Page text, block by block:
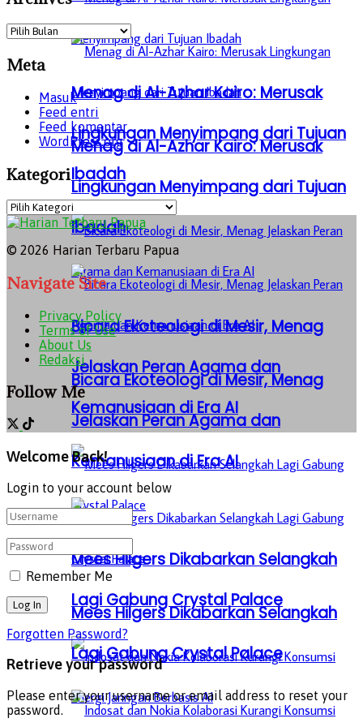
Menag di Al-Azhar Kairo: Merusak
Lingkungan Menyimpang dari Tujuan
Ibadah
Bicara Ekoteologi di Mesir, Menag
Jelaskan Peran Agama dan
Kemanusiaan di Era AI
Mees Hilgers Dikabarkan Selangkah
Lagi Gabung Crystal Palace
Menag di Al-Azhar Kairo: Merusak
Lingkungan Menyimpang dari Tujuan
Ibadah
Bicara Ekoteologi di Mesir, Menag
Jelaskan Peran Agama dan
Kemanusiaan di Era AI
Mees Hilgers Dikabarkan Selangkah
Lagi Gabung Crystal Palace
Archives
Meta
Masuk
Feed entri
Feed komentar
WordPress.org
Kategori
Kategori
© 2026 Harian Terbaru Papua
Navigate Site
Privacy Policy
Terms of Use
About Us
Redaksi
Follow Me
Welcome Back!
Login to your account below
Remember Me
Forgotten Password?
Retrieve your password
Please enter your username or email address to reset your
password.